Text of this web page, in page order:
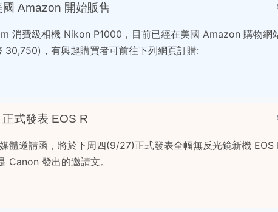
Amazon 開始販售
消費級相機 Nikon P1000，目前已經在美國 Amazon 購物網
，有興趣購買者可前往下列網頁訂購:
式發表 EOS R
體邀請函，將於下周四(9/27)正式發表全幅無反光鏡新機 EOS
Canon 發出的邀請文。